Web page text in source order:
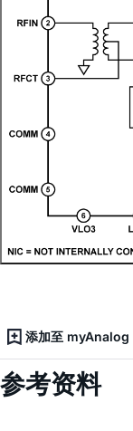
添加至 myAnalog
参考资料